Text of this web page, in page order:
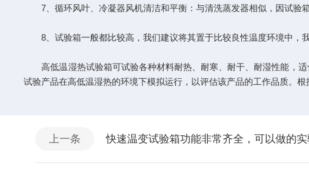
7、循环风叶、冷凝器风机清洁和平衡：与清洗蒸发器相似，因试验
8、试验箱一般都比较高，我们建议将其置于比较良性温度环境中，
高低温湿热试验箱可试验各种材料耐热、耐寒、耐干、耐湿性能，适
试验产品在高低温湿热的环境下模拟运行，以评估该产品的工作品质。
上一条 快速温变试验箱功能非常齐全，可以做的实